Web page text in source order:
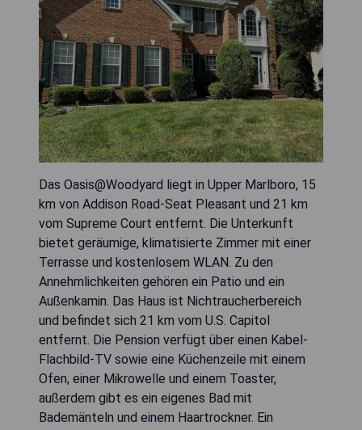
Das Oasis@Woodyard liegt in Upper Marlboro, 15
km von Addison Road-Seat Pleasant und 21 km
vom Supreme Court entfernt. Die Unterkunft
bietet geräumige, klimatisierte Zimmer mit einer
Terrasse und kostenlosem WLAN. Zu den
Annehmlichkeiten gehören ein Patio und ein
Außenkamin. Das Haus ist Nichtraucherbereich
und befindet sich 21 km vom U.S. Capitol
entfernt. Die Pension verfügt über einen Kabel-
Flachbild-TV sowie eine Küchenzeile mit einem
Ofen, einer Mikrowelle und einem Toaster,
außerdem gibt es ein eigenes Bad mit
Bademänteln und einem Haartrockner. Ein